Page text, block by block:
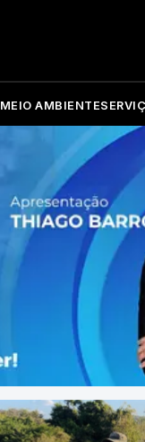
MEIO AMBIENTE